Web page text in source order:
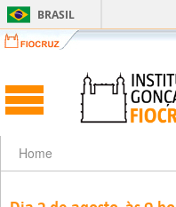
BRASIL
Home